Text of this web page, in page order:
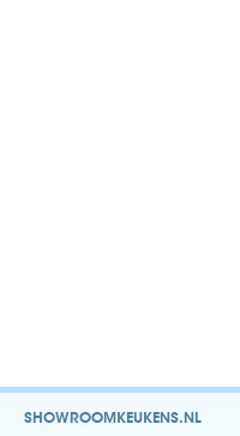
SHOWROOMKEUKENS.NL